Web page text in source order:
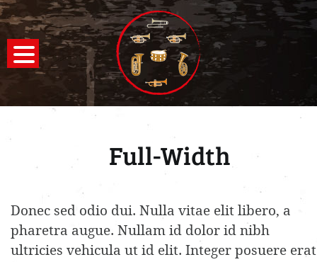
Full-Width
Donec sed odio dui. Nulla vitae elit libero, a
pharetra augue. Nullam id dolor id nibh
ultricies vehicula ut id elit. Integer posuere erat